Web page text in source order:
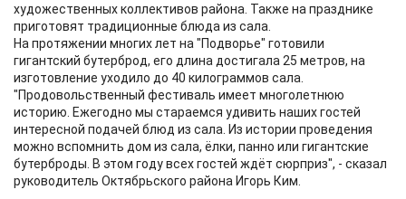
художественных коллективов района. Также на празднике
приготовят традиционные блюда из сала.
На протяжении многих лет на "Подворье" готовили
гигантский бутерброд, его длина достигала 25 метров, на
изготовление уходило до 40 килограммов сала.
"Продовольственный фестиваль имеет многолетнюю
историю. Ежегодно мы стараемся удивить наших гостей
интересной подачей блюд из сала. Из истории проведения
можно вспомнить дом из сала, ёлки, панно или гигантские
бутерброды. В этом году всех гостей ждёт сюрприз", - сказал
руководитель Октябрьского района Игорь Ким.